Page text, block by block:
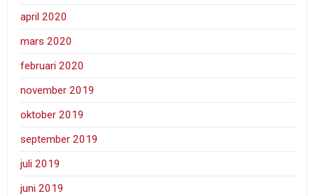
april 2020
mars 2020
februari 2020
november 2019
oktober 2019
september 2019
juli 2019
juni 2019